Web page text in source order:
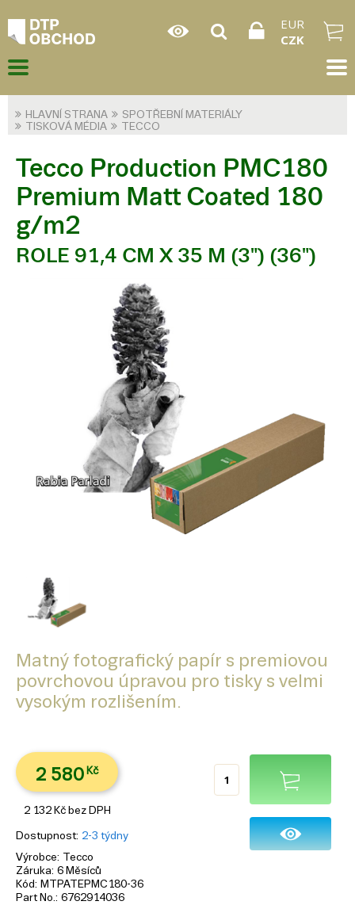
EUR
CZK
HLAVNÍ STRANA
SPOTŘEBNÍ MATERIÁLY
TISKOVÁ MÉDIA
TECCO
Tecco Production PMC180
Premium Matt Coated 180
g/m2
ROLE 91,4 CM X 35 M (3") (36")
Matný fotografický papír s premiovou
povrchovou úpravou pro tisky s velmi
vysokým rozlišením.
2 580 Kč
2 132 Kč bez DPH
Dostupnost 2-3 týdny
Výrobce Tecco
Záruka 6 Měsíců
Kód
MTPATEPMC180-36
Part No. 6762914036